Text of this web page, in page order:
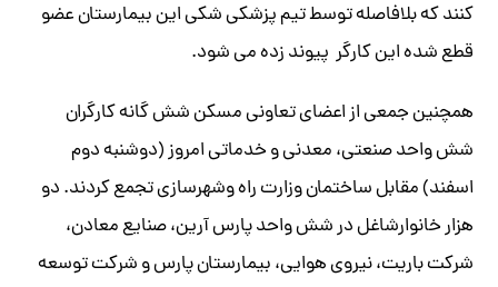
کنند که بلافاصله توسط تیم پزشکی شکی این بیمارستان عضو
قطع شده این کارگر پیوند زده می شود.
همچنین جمعی از اعضای تعاونی مسکن شش گانه کارگران
شش واحد صنعتی، معدنی و خدماتی امروز (دوشنبه دوم
اسفند) مقابل ساختمان وزارت راه وشهرسازی تجمع کردند. دو
هزار خانوارشاغل در شش واحد پارس آرین، صنایع معادن،
شرکت باریت، نیروی هوایی، بیمارستان پارس و شرکت توسعه